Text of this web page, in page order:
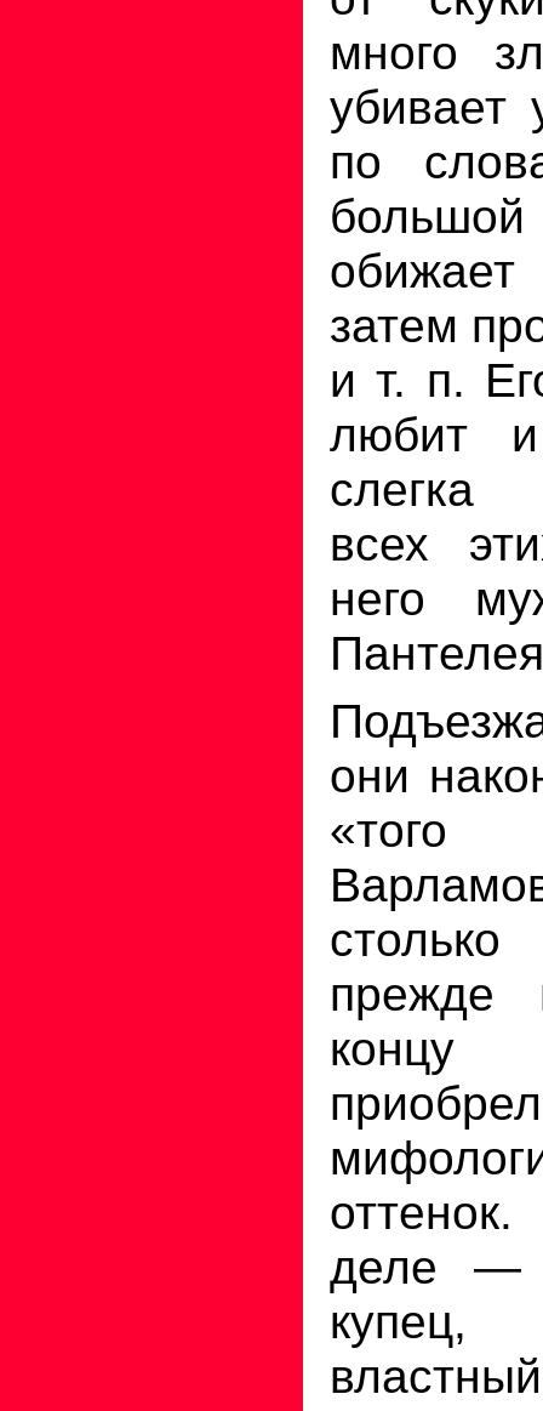
много
убивает
по
большой
затем
и т. п.
любит
слегка
всех
него
они
прежде
деле —